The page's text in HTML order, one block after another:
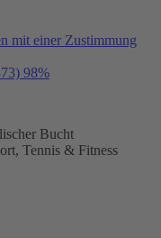
mit einer Zustimmung
98%
Bucht
Tennis & Fitness